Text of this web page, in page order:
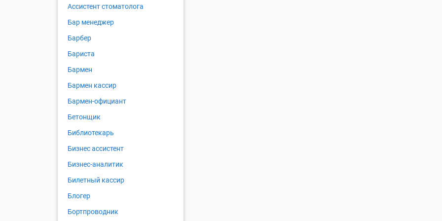
Ассистент стоматолога
Бар менеджер
Барбер
Бариста
Бармен
Бармен кассир
Бармен-официант
Бетонщик
Библиотекарь
Бизнес ассистент
Бизнес-аналитик
Билетный кассир
Блогер
Бортпроводник